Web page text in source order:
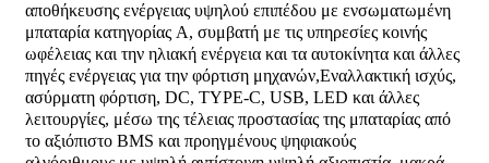
Ζητήστε ένα απόσπασμα
Φώτα ορυχείων LED
Ασύρματο φωτιστικό καπάκι εξόρυξης
αποθήκευσης ενέργειας υψηλού επιπέδου με ενσωματωμένη
μπαταρία κατηγορίας A, συμβατή με τις υπηρεσίες κοινής
ωφέλειας και την ηλιακή ενέργεια και τα αυτοκίνητα και άλλες
πηγές ενέργειας για την φόρτιση μηχανών,Εναλλακτική ισχύς,
ασύρματη φόρτιση, DC, TYPE-C, USB, LED και άλλες
λειτουργίες, μέσω της τέλειας προστασίας της μπαταρίας από
το αξιόπιστο BMS και προηγμένους ψηφιακούς